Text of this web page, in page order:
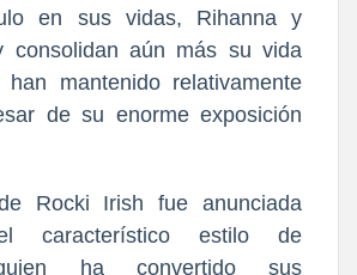
en sus vidas, Rihanna y
consolidan aún más su vida
mantenido relativamente
de su enorme exposición
Rocki Irish fue anunciada
característico estilo de
ha convertido sus